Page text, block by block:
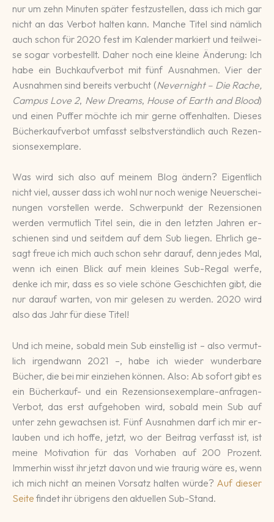
nur um zehn Mi­nu­ten später fest­zu­stellen, dass ich mich gar
nicht an das Ver­bot hal­ten kann. Manche Titel sind näm­lich
auch schon für 2020 fest im Kalen­der mar­kiert und teil­wei­
se sogar vor­be­stellt. Daher noch eine klei­ne Ände­rung: Ich
habe ein Buch­kauf­ver­bot mit fünf Aus­nah­men. Vier der
Aus­nah­men sind bereits ver­bucht (Never­night – Die Rache,
Campus Love 2, New Dreams, House of Earth and Blood)
und einen Puffer möchte ich mir gerne offen­hal­ten. Dieses
Bü­cher­kauf­ver­bot um­fasst selbst­ver­ständ­lich auch Re­zen­
sions­exem­plare.
Was wird sich also auf meinem Blog ändern? Eigent­lich
nicht viel, ausser dass ich wohl nur noch weni­ge Neu­er­schei­
nun­gen vor­stellen werde. Schwer­punkt der Re­zen­si­onen
wer­den ver­mut­lich Ti­tel sein, die in den letz­ten Jah­ren er­
schie­nen sind und seit­dem auf dem Sub lie­gen. Ehr­lich ge­
sagt freue ich mich auch schon sehr darauf, denn je­des Mal,
wenn ich einen Blick auf mein klei­nes Sub-Regal werfe,
denke ich mir, dass es so viele schö­ne Ge­schich­ten gibt, die
nur da­rauf warten, von mir ge­le­sen zu werden. 2020 wird
also das Jahr für die­se Titel!
Und ich meine, so­bald mein Sub ein­stellig ist – also ver­mut­
lich ir­gend­wann 2021 –, habe ich wie­der wun­der­bare
Bücher, die bei mir ein­zie­hen können. Also: Ab so­fort gibt es
ein Bü­cher­kauf- und ein Re­zen­sions­exem­plare-an­fra­gen-
Ver­bot, das erst auf­ge­hoben wird, so­bald mein Sub auf
unter zehn ge­wachsen ist. Fünf Aus­nah­men darf ich mir er­
lau­ben und ich hoffe, jetzt, wo der Bei­trag ver­fasst ist, ist
meine Moti­va­tion für das Vor­haben auf 200 Pro­zent.
Immer­hin wisst ihr jetzt da­von und wie trau­rig wäre es, wenn
ich mich nicht an mei­nen Vor­satz hal­ten würde? Auf dieser
Seite findet ihr übrigens den aktuellen Sub-Stand.